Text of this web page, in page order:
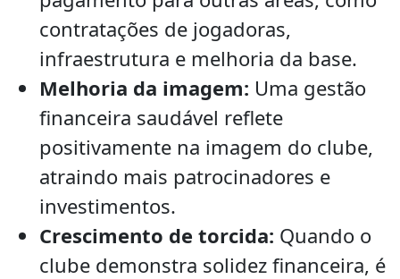
contratações de jogadoras,
infraestrutura e melhoria da base.
Melhoria da imagem: Uma gestão
financeira saudável reflete
positivamente na imagem do clube,
atraindo mais patrocinadores e
investimentos.
Crescimento de torcida: Quando o
clube demonstra solidez financeira, é